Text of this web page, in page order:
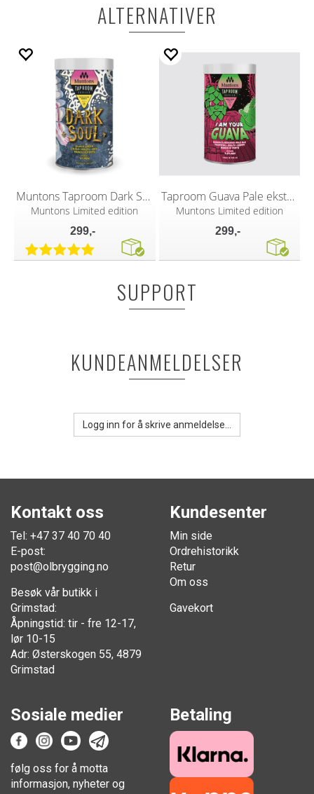
ALTERNATIVER
Muntons Taproom Dark Soul Black Lager
Muntons Limited edition
299,-
Taproom Guava Pale ekstraktsett
Muntons Limited edition
299,-
SUPPORT
KUNDEANMELDELSER
Logg inn for å skrive anmeldelse...
Kontakt oss
Tel: +47 37 40 70 40
E-post:
post@olbrygging.no
Besøk vår butikk i
Grimstad:
Åpningstid: tir - fre 12-17,
lør 10-15
Adr: Østerskogen 55, 4879
Grimstad
Kundesenter
Min side
Ordrehistorikk
Retur
Om oss
Gavekort
Sosiale medier
følg oss for å motta
informasjon, nyheter og
Betaling